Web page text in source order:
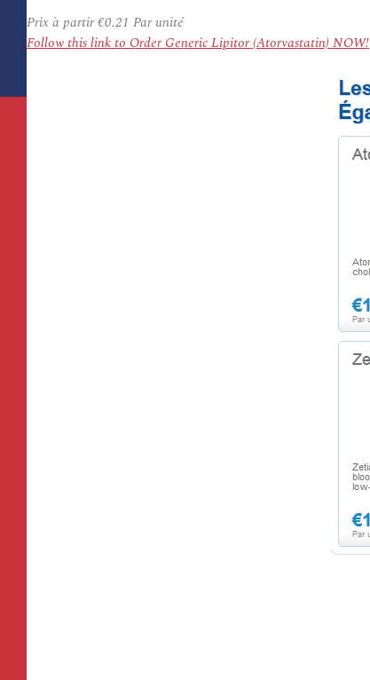
Prix à partir€0.21 Par unité
Follow this link to Order Generic Lipitor (Atorvastatin) NOW!